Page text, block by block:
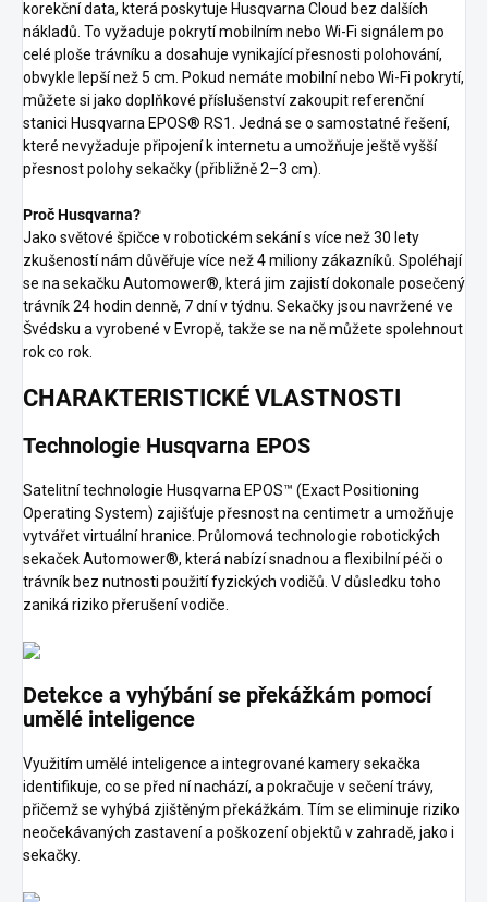
korekční data, která poskytuje Husqvarna Cloud bez dalších
nákladů. To vyžaduje pokrytí mobilním nebo Wi-Fi signálem po
celé ploše trávníku a dosahuje vynikající přesnosti polohování,
obvykle lepší než 5 cm. Pokud nemáte mobilní nebo Wi-Fi pokrytí,
můžete si jako doplňkové příslušenství zakoupit referenční
stanici Husqvarna EPOS® RS1. Jedná se o samostatné řešení,
které nevyžaduje připojení k internetu a umožňuje ještě vyšší
přesnost polohy sekačky (přibližně 2–3 cm).
Proč Husqvarna?
Jako světové špičce v robotickém sekání s více než 30 lety
zkušeností nám důvěřuje více než 4 miliony zákazníků. Spoléhají
se na sekačku Automower®, která jim zajistí dokonale posečený
trávník 24 hodin denně, 7 dní v týdnu. Sekačky jsou navržené ve
Švédsku a vyrobené v Evropě, takže se na ně můžete spolehnout
rok co rok.
CHARAKTERISTICKÉ VLASTNOSTI
Technologie Husqvarna EPOS
Satelitní technologie Husqvarna EPOS™ (Exact Positioning
Operating System) zajišťuje přesnost na centimetr a umožňuje
vytvářet virtuální hranice. Průlomová technologie robotických
sekaček Automower®, která nabízí snadnou a flexibilní péči o
trávník bez nutnosti použití fyzických vodičů. V důsledku toho
zaniká riziko přerušení vodiče.
Detekce a vyhýbání se překážkám pomocí
umělé inteligence
Využitím umělé inteligence a integrované kamery sekačka
identifikuje, co se před ní nachází, a pokračuje v sečení trávy,
přičemž se vyhýbá zjištěným překážkám. Tím se eliminuje riziko
neočekávaných zastavení a poškození objektů v zahradě, jako i
sekačky.